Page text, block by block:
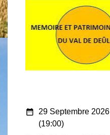
date_range
29 Septembre 2026
(19:00)